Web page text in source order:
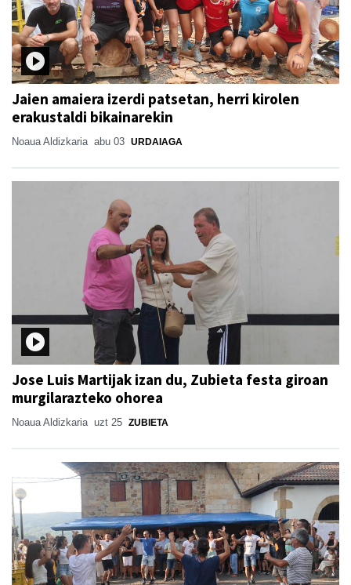
Jaien amaiera izerdi patsetan, herri kirolen
erakustaldi bikainarekin
Noaua Aldizkaria abu 03 URDAIAGA
Jose Luis Martijak izan du, Zubieta festa giroan
murgilarazteko ohorea
Noaua Aldizkaria uzt 25 ZUBIETA